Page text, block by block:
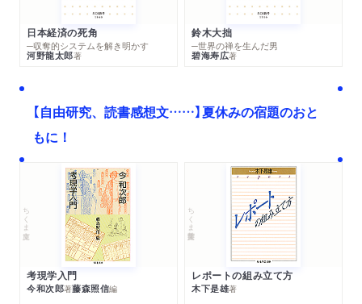
日本経済の死角
─収奪的システムを解き明かす
河野龍太郎著
鈴木大拙
─世界の禅を生んだ男
碧海寿広著
【自由研究、読書感想文……】夏休みの宿題のおと
もに！
ちくま文庫
考現学入門
今和次郎著藤森照信編
ちくま学芸文庫
レポートの組み立て方
木下是雄著